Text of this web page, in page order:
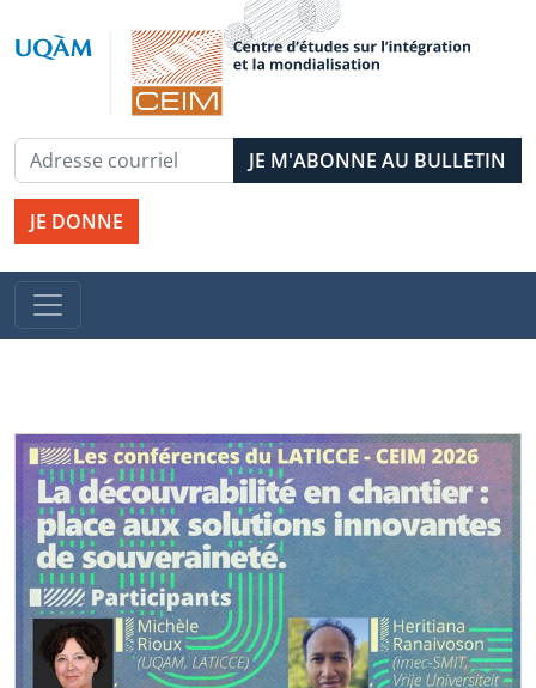
JE DONNE